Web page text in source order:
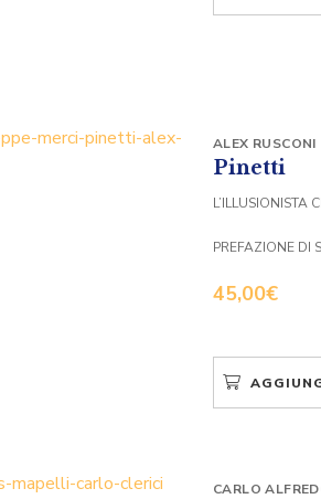
Pinetti
45,00€
ALEX RUSCONI
L’ILLUSIONISTA
PREFAZIONE DI
CARLO